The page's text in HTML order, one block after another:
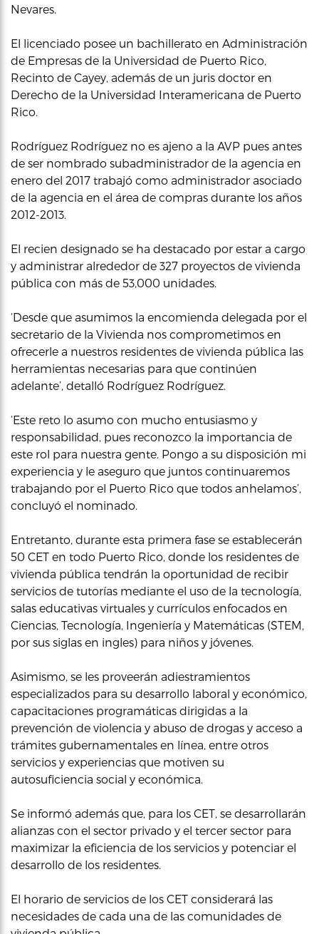
Nevares.
El licenciado posee un bachillerato en Administración
de Empresas de la Universidad de Puerto Rico,
Recinto de Cayey, además de un juris doctor en
Derecho de la Universidad Interamericana de Puerto
Rico.
Rodríguez Rodríguez no es ajeno a la AVP pues antes
de ser nombrado subadministrador de la agencia en
enero del 2017 trabajó como administrador asociado
de la agencia en el área de compras durante los años
2012-2013.
El recien designado se ha destacado por estar a cargo
y administrar alrededor de 327 proyectos de vivienda
pública con más de 53,000 unidades.
‘Desde que asumimos la encomienda delegada por el
secretario de la Vivienda nos comprometimos en
ofrecerle a nuestros residentes de vivienda pública las
herramientas necesarias para que continúen
adelante’, detalló Rodríguez Rodríguez.
‘Este reto lo asumo con mucho entusiasmo y
responsabilidad, pues reconozco la importancia de
este rol para nuestra gente. Pongo a su disposición mi
experiencia y le aseguro que juntos continuaremos
trabajando por el Puerto Rico que todos anhelamos’,
concluyó el nominado.
Entretanto, durante esta primera fase se establecerán
50 CET en todo Puerto Rico, donde los residentes de
vivienda pública tendrán la oportunidad de recibir
servicios de tutorías mediante el uso de la tecnología,
salas educativas virtuales y currículos enfocados en
Ciencias, Tecnología, Ingeniería y Matemáticas (STEM,
por sus siglas en ingles) para niños y jóvenes.
Asimismo, se les proveerán adiestramientos
especializados para su desarrollo laboral y económico,
capacitaciones programáticas dirigidas a la
prevención de violencia y abuso de drogas y acceso a
trámites gubernamentales en línea, entre otros
servicios y experiencias que motiven su
autosuficiencia social y económica.
Se informó además que, para los CET, se desarrollarán
alianzas con el sector privado y el tercer sector para
maximizar la eficiencia de los servicios y potenciar el
desarrollo de los residentes.
El horario de servicios de los CET considerará las
necesidades de cada una de las comunidades de